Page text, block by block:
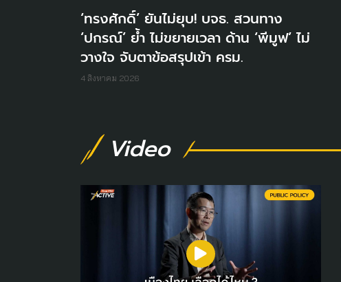
‘ทรงศักดิ์’ ยันไม่ยุบ! บจธ. สวนทาง
‘ปกรณ์’ ย้ำ ไม่ขยายเวลา ด้าน ‘พีมูฟ’ ไม่
วางใจ จับตาข้อสรุปเข้า ครม.
4 สิงหาคม 2026
Video